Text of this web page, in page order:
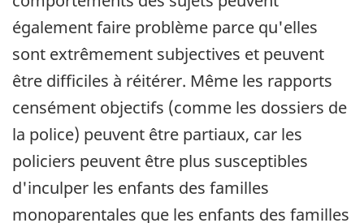
également faire problème parce qu'elles
sont extrêmement subjectives et peuvent
être difficiles à réitérer. Même les rapports
censément objectifs (comme les dossiers de
la police) peuvent être partiaux, car les
policiers peuvent être plus susceptibles
d'inculper les enfants des familles
monoparentales que les enfants des familles